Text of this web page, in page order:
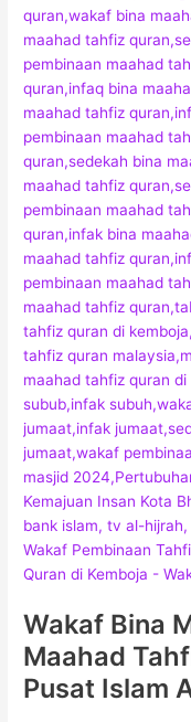
Wakaf Bina
Maahad
Pusat Islam
Barakah
dan
Pusat
Islam
Al-
Barakah
2023